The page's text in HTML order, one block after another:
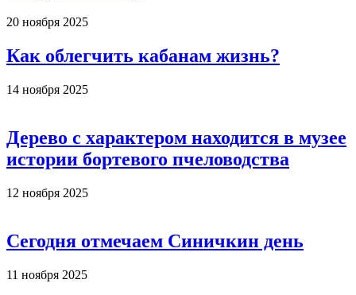
20 ноября 2025
Как облегчить кабанам жизнь?
14 ноября 2025
Дерево с характером находится в музее
истории бортевого пчеловодства
12 ноября 2025
Сегодня отмечаем Синичкин день
11 ноября 2025